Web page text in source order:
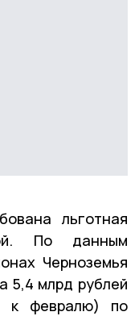
льготная
По данным
Черноземья
5,4 млрд рублей
к февралю) по